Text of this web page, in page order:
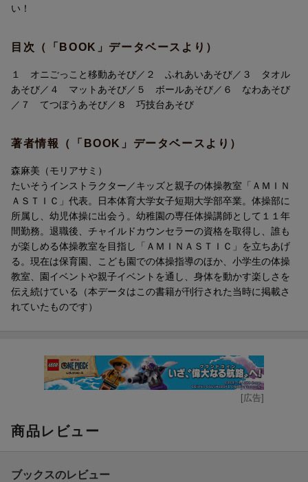
い！
目次（「BOOK」データベースより）
１ オニごっこと移動あそび／２ ふれあいあそび／３ タオル
あそび／４ マットあそび／５ ボールあそび／６ なわあそび
／７ てつぼうあそび／８ 巧技台あそび
著者情報（「BOOK」データベースより）
森麻美（モリアサミ）
たいそうインストラクター／キッズと親子の体操教室「ＡＭＩＮ
ＡＳＴＩＣ」代表。日本体育大学女子短期大学部卒業。体操部に
所属し、幼児体操に出会う。幼稚園の専任体操講師として１１年
間勤務。退職後、チャイルドカウンセラーの資格を取得し、誰も
が楽しめる体操教室を目指し「ＡＭＩＮＡＳＴＩＣ」を立ちあげ
る。現在は保育園、こども園での体操指導のほか、小学生の体操
教室、園イベントや親子イベントを通し、身体を動かす楽しさを
伝え続けている（本データはこの書籍が刊行された当時に掲載さ
れていたものです）
[広告]
商品レビュー
ブックスのレビュー